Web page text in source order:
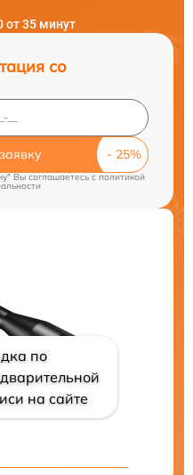
от 35 минут
со
Вы соглашаетесь cполитикой
по
на сайте